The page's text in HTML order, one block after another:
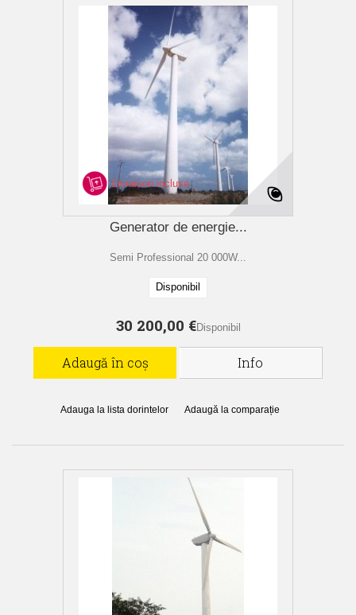
Livraison incluse
Generator de energie...
Semi Professional 20 000W...
Disponibil
30 200,00 €Disponibil
Adaugă în coș Info
Adauga la lista dorintelor Adaugă la comparație